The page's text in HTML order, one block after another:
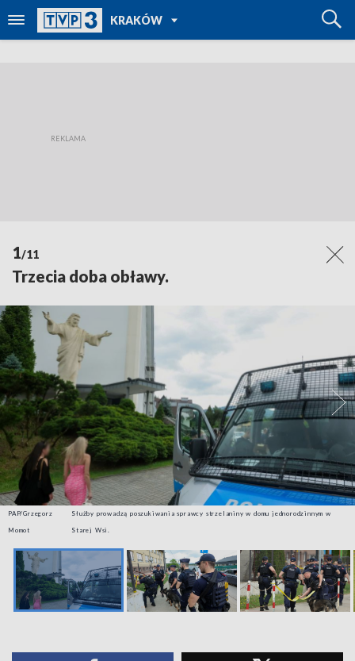
KRAKÓW
POWRÓT DO
TVP REGIONY
1/11
Trzecia doba obławy.
PAP/Grzegorz
Momot
Służby prowadzą poszukiwania sprawcy strzelaniny w domu jednorodzinnym w
Starej Wsi.